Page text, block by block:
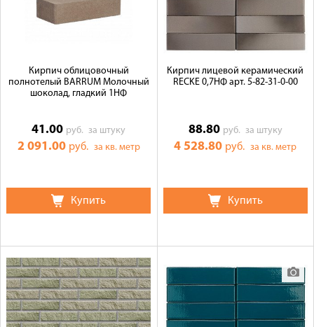
Кирпич облицовочный
полнотелый BARRUM Молочный
шоколад, гладкий 1НФ
41.00 руб.за штуку
2 091.00 руб. за кв. метр
Купить
Кирпич лицевой керамический
RECKE 0,7НФ арт. 5-82-31-0-00
88.80 руб. за штуку
4 528.80 руб.за кв. метр
Купить